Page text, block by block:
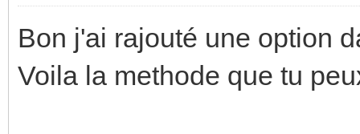
Bon j'ai rajouté une option
Voila la methode que tu